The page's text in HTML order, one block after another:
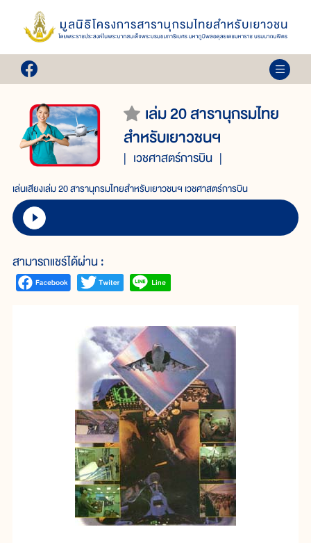
เล่ม 20 สารานุกรมไทย
สำหรับเยาวชนฯ
เวชศาสตร์การบิน
เล่นเสียงเล่ม 20 สารานุกรมไทยสำหรับเยาวชนฯ เวชศาสตร์การบิน
สามารถแชร์ได้ผ่าน :